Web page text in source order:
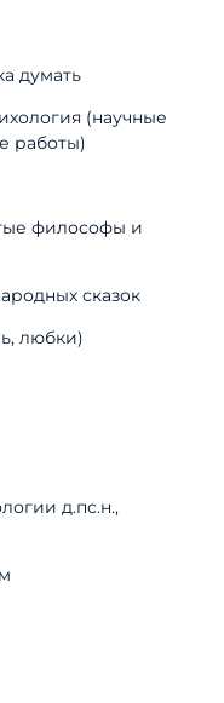
думать
(научные
работы)
философы и
сказок
любки)
д.пс.н.,